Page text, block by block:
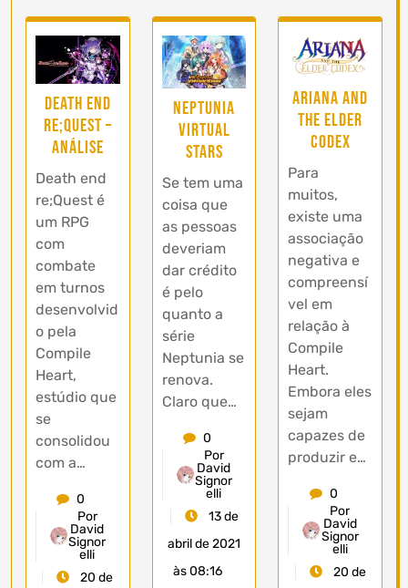
Death end
re;Quest –
Análise
Death end
re;Quest é
um RPG
com
combate
em turnos
desenvolvid
o pela
Compile
Heart,
estúdio que
se
consolidou
com a…
0
Por
David
Signor
elli
20 de
Neptunia
Virtual
Stars
Se tem uma
coisa que
as pessoas
deveriam
dar crédito
é pelo
quanto a
série
Neptunia se
renova.
Claro que…
0
Por
David
Signor
elli
13 de
abril de 2021
às 08:16
Ariana and
the Elder
Codex
Para
muitos,
existe uma
associação
negativa e
compreensí
vel em
relação à
Compile
Heart.
Embora eles
sejam
capazes de
produzir e…
0
Por
David
Signor
elli
20 de